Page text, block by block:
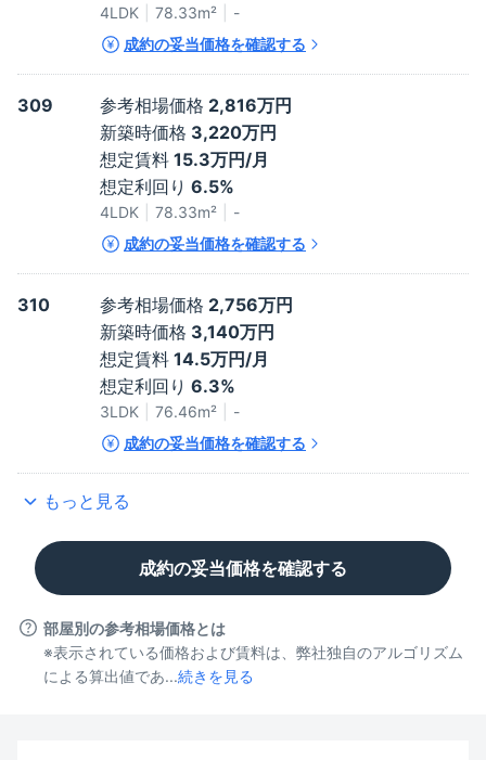
4LDK 78.33m²
-
成約の妥当価格を確認する
309 参考相場価格 2,816万円
新築時価格 3,220万円
想定賃料 15.3万円/月
想定利回り 6.5%
4LDK 78.33m²
-
成約の妥当価格を確認する
310 参考相場価格 2,756万円
新築時価格 3,140万円
想定賃料 14.5万円/月
想定利回り 6.3%
3LDK 76.46m²
-
成約の妥当価格を確認する
もっと見る
成約の妥当価格を確認する
部屋別の参考相場価格とは
※表示されている価格および賃料は、弊社独自のアルゴリズム
による算出値であ...続きを見る